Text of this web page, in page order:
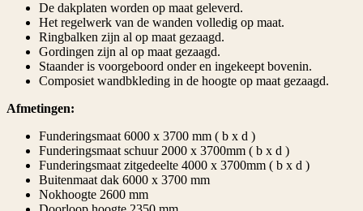
De dakplaten worden op maat geleverd.
Het regelwerk van de wanden volledig op maat.
Ringbalken zijn al op maat gezaagd.
Gordingen zijn al op maat gezaagd.
Staander is voorgeboord onder en ingekeept bovenin.
Composiet wandbkleding in de hoogte op maat gezaagd.
Afmetingen:
Funderingsmaat 6000 x 3700 mm ( b x d )
Funderingsmaat schuur 2000 x 3700mm ( b x d )
Funderingsmaat zitgedeelte 4000 x 3700mm ( b x d )
Buitenmaat dak 6000 x 3700 mm
Nokhoogte 2600 mm